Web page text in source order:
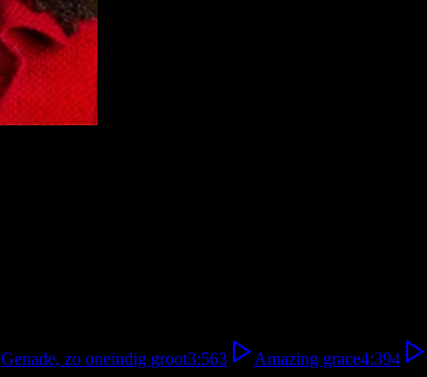
Genade, zo oneindig groot3:563 Amazing grace4:394